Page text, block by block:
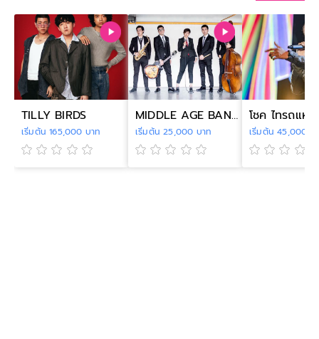
TILLY BIRDS
เริ่มต้น 165,000 บาท
MIDDLE AGE BAND
เริ่มต้น 25,000 บาท
โชค ไทรถแห่
เริ่มต้น 45,000 บ